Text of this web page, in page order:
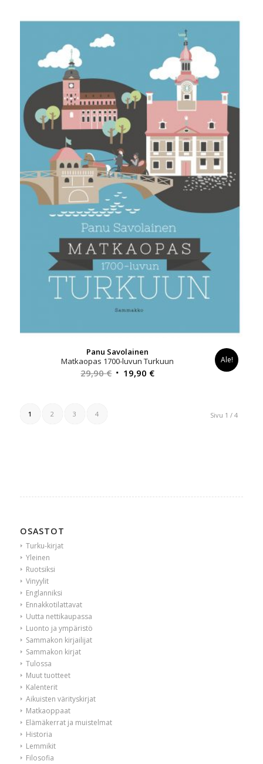
oli:
on:
19,90 €.
Panu Savolainen
Matkaopas 1700-luvun Turkuun
29,90€ Alkuperäinen
19,90 €Nykyinen
Ale!
Sivu 1 / 4
1 2 3 4
OSASTOT
Turku-kirjat
Yleinen
Ruotsiksi
Vinyylit
Englanniksi
Ennakkotilattavat
Uutta nettikaupassa
Luonto ja ympäristö
Sammakon kirjailijat
Sammakon kirjat
Tulossa
Muut tuotteet
Kalenterit
Aikuisten värityskirjat
Matkaoppaat
Elämäkerrat ja muistelmat
Historia
Lemmikit
Filosofia